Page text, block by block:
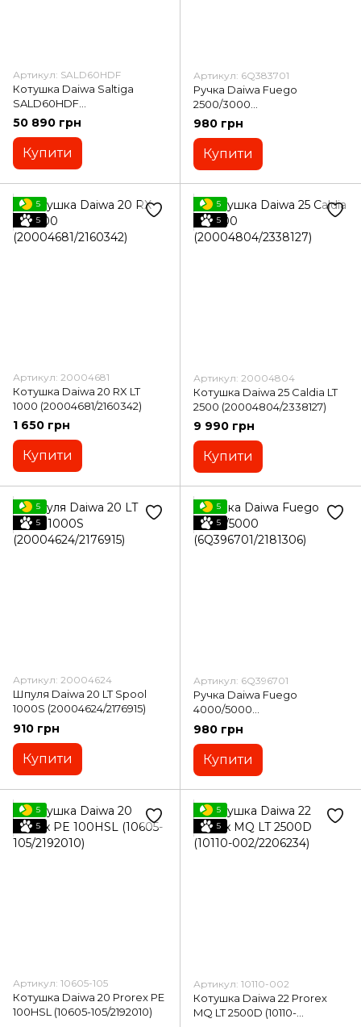
Артикул: SALD60HDF
Котушка Daiwa Saltiga
SALD60HDF
(SALD60HDF/707681)
50 890 грн
Купити
Артикул: 6Q383701
Ручка Daiwa Fuego
2500/3000
(6Q383701/2145346)
980 грн
Купити
5
5
Артикул: 20004681
Котушка Daiwa 20 RX LT
1000 (20004681/2160342)
1 650 грн
Купити
5
5
Артикул: 20004804
Котушка Daiwa 25 Caldia LT
2500 (20004804/2338127)
9 990 грн
Купити
5
5
Артикул: 20004624
Шпуля Daiwa 20 LT Spool
1000S (20004624/2176915)
910 грн
Купити
5
5
Артикул: 6Q396701
Ручка Daiwa Fuego
4000/5000
(6Q396701/2181306)
980 грн
Купити
5
5
Артикул: 10605-105
Котушка Daiwa 20 Prorex PE
100HSL (10605-105/2192010)
5
5
Артикул: 10110-002
Котушка Daiwa 22 Prorex
MQ LT 2500D (10110-